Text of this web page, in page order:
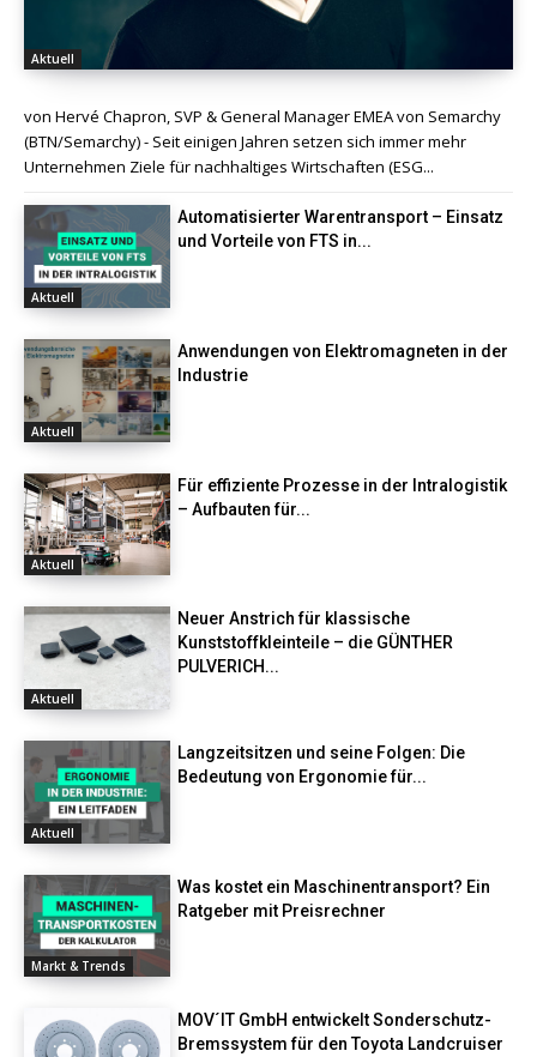
Aktuell
von Hervé Chapron, SVP & General Manager EMEA von Semarchy
(BTN/Semarchy) - Seit einigen Jahren setzen sich immer mehr
Unternehmen Ziele für nachhaltiges Wirtschaften (ESG...
Aktuell
Automatisierter Warentransport – Einsatz
und Vorteile von FTS in...
Aktuell
Anwendungen von Elektromagneten in der
Industrie
Aktuell
Für effiziente Prozesse in der Intralogistik
– Aufbauten für...
Aktuell
Neuer Anstrich für klassische
Kunststoffkleinteile – die GÜNTHER
PULVERICH...
Aktuell
Langzeitsitzen und seine Folgen: Die
Bedeutung von Ergonomie für...
Markt & Trends
Was kostet ein Maschinentransport? Ein
Ratgeber mit Preisrechner
MOV´IT GmbH entwickelt Sonderschutz-
Bremssystem für den Toyota Landcruiser